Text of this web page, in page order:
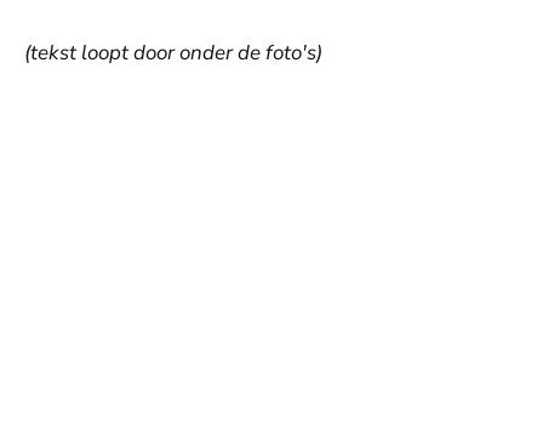
(tekst loopt door onder de foto's)